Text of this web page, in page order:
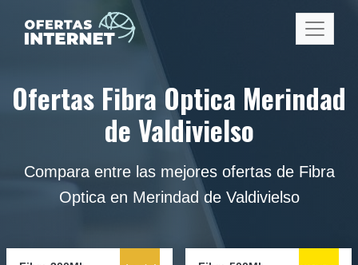
Ofertas Fibra Optica Merindad
de Valdivielso
Compara entre las mejores ofertas de Fibra
Optica en Merindad de Valdivielso